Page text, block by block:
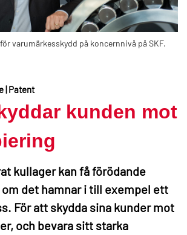
varumärkesskydd på koncernnivå på SKF.
| Patent
kunden mot
kullager kan få förödande
det hamnar i till exempel ett
För att skydda sina kunder mot
och bevara sitt starka